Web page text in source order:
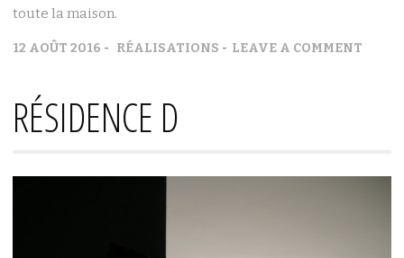
toute la maison.
12 AOÛT 2016 RÉALISATIONS LEAVE A COMMENT
RÉSIDENCE D